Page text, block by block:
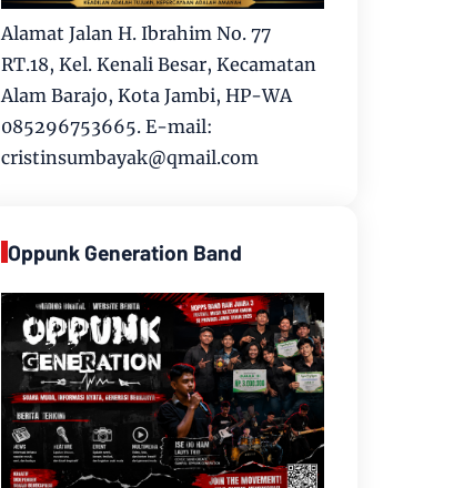
Alamat Jalan H. Ibrahim No. 77
RT.18, Kel. Kenali Besar, Kecamatan
Alam Barajo, Kota Jambi, HP-WA
085296753665. E-mail:
cristinsumbayak@qmail.com
Oppunk Generation Band